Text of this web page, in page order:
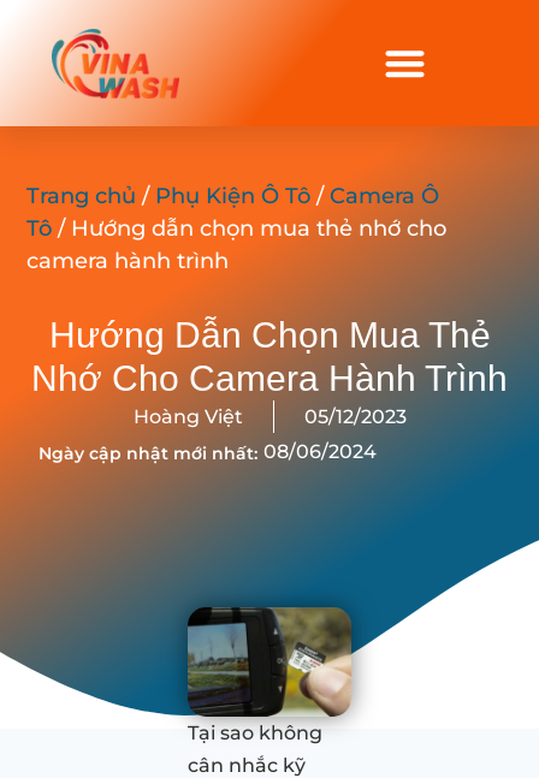
Trang chủ / Phụ Kiện Ô Tô /Camera Ô
Tô / Hướng dẫn chọn mua thẻ nhớ cho
camera hành trình
Hướng Dẫn Chọn Mua Thẻ
Nhớ Cho Camera Hành Trình
Hoàng Việt 05/12/2023
Ngày cập nhật mới nhất: 08/06/2024
Tại sao không
cân nhắc kỹ